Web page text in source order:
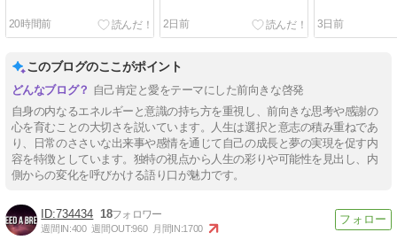
20時間前 2日前 3日前
このブログのここがポイント
自己肯定と愛をテーマにした前向きな啓発
自身の内なるエネルギーと意識の持ち方を重視し、前向きな思考や感謝の
心を育むことの大切さを説いています。人生は選択と意志の積み重ねであ
り、日常のささいな出来事や感情を通じて自己の成長と夢の実現を促す内
容を特徴としています。独特の視点から人生の彩りや可能性を見出し、内
側からの変化を呼びかける語り口が魅力です。
734434 18
週間IN:400 週間OUT:960 月間IN:1700